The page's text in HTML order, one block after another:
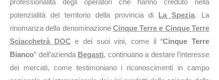
professionalità degli operatori che hanno creduto nella
potenzialità del territorio della provincia di La Spezia. La
rinomanza della denominazione Cinque Terre e Cinque Terre
Sciacchetrà DOC e dei suoi vini, come il “Cinque Terre
Bianco” dell’azienda Begasti, continuano a destare l’interesse
dei mercati, come testimoniano i riconoscimenti in campo